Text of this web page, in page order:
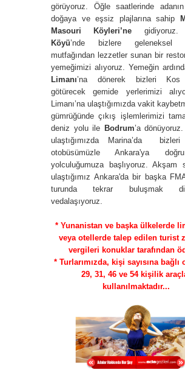
görüyoruz. Öğle saatlerinde
doğaya ve eşsiz plajlarına sahip
Masouri Köyleri’ne
Köyü’nde bizlere geleneksel
mutfağından lezzetler sunan bir
yemeğimizi alıyoruz. Yemeğin
Limanı’na dönerek bizleri Kos
götürecek gemide yerlerimizi
Limanı’na ulaştığımızda vakit
gümrüğünde çıkış işlemlerimizi
deniz yolu ile Bodrum’a
ulaştığımızda Marina’da bizleri
otobüsümüzle Ankara'ya
yolculuğumuza başlıyoruz. Akşam
ulaştığımız Ankara'da bir başka
turunda tekrar buluşmak
vedalaşıyoruz.
* Yunanistan ve başka ülkelerde
veya otellerde talep edilen turist
vergileri konuklar tarafından
* Turlarımızda, kişi sayısına bağlı
29, 31, 46 ve 54 kişilik
kullanılmaktadır...